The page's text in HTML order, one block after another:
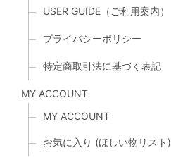
USER GUIDE（ご利用案内）
プライバシーポリシー
特定商取引法に基づく表記
MY ACCOUNT
MY ACCOUNT
お気に入り (ほしい物リスト)